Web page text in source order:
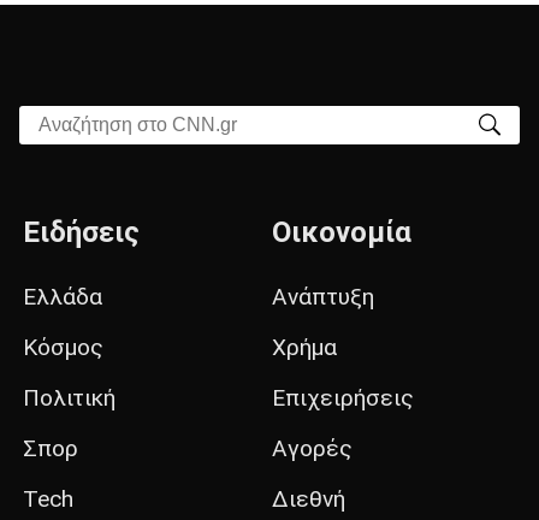
Αναζήτηση στο CNN.gr
Ειδήσεις
Ελλάδα
Κόσμος
Πολιτική
Σπορ
Tech
Οικονομία
Ανάπτυξη
Χρήμα
Επιχειρήσεις
Αγορές
Διεθνή